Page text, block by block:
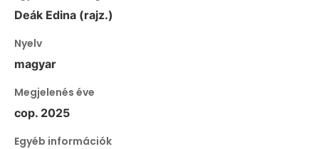
Deák Edina (rajz.)
Nyelv
magyar
Megjelenés éve
cop. 2025
Egyéb információk